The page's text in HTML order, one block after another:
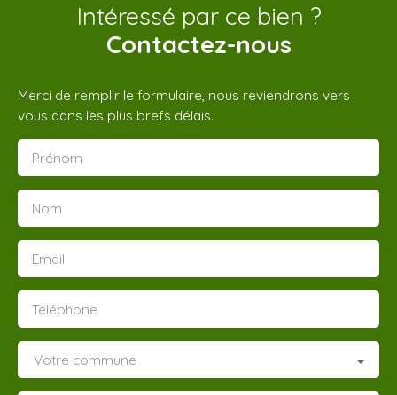
Intéressé par ce bien ?
Contactez-nous
Merci de remplir le formulaire, nous reviendrons vers
vous dans les plus brefs délais.
Prénom
Nom
Email
Téléphone
Votre commune